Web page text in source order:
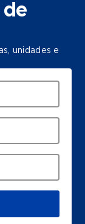
de
unidades e